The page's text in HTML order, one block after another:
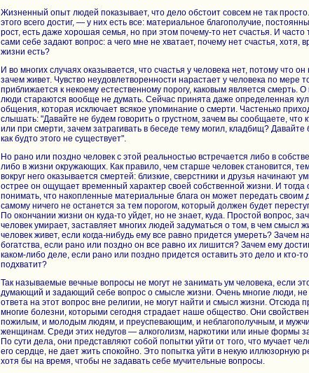
Жизненный опыт людей показывает, что дело обстоит совсем не так просто.
этого всего достиг, — у них есть все: материальное благополучие,
рост, есть даже хорошая семья, но при этом почему-то нет счастья. И часто
сами себе задают вопрос: а чего мне не хватает, почему нет счастья, хотя,
жизни есть?
И во многих случаях оказывается, что счастья у человека нет, потому что
зачем живет. Чувство неудовлетворенности нарастает у человека по мере
приближается к некоему естественному порогу, каковым является смерть. О
люди стараются вообще не думать. Сейчас принята даже определенная
общения, которая исключает всякое упоминание о смерти. Частенько
слышать: "Давайте не будем говорить о грустном, зачем вы сообщаете, что
или при смерти, зачем затрагивать в беседе тему могил, кладбищ? Давайте
как будто этого не существует".
Но рано или поздно человек с этой реальностью встречается либо в
либо в жизни окружающих. Как правило, чем старше человек становится,
вокруг него оказывается смертей: близкие, сверстники и друзья начинают
острее он ощущает временный характер своей собственной жизни. И тогда
понимать, что накопленные материальные блага он может передать своим
самому ничего не останется за тем порогом, который должен будет
По окончании жизни он куда-то уйдет, но не знает, куда. Простой вопрос,
человек умирает, заставляет многих людей задуматься о том, в чем смысл
человек живет, если когда-нибудь ему все равно придется умереть? Зачем
богатства, если рано или поздно он все равно их лишится? Зачем ему
каком-либо деле, если рано или поздно придется оставить это дело и кто-то
подхватит?
Так называемые вечные вопросы не могут не занимать ум человека, если
думающий и задающий себе вопрос о смысле жизни. Очень многие люди, не
ответа на этот вопрос вне религии, не могут найти и смысл жизни. Отсюда
многие болезни, которыми сегодня страдает наше общество. Они
пожилым, и молодым людям, и преуспевающим, и неблагополучным, и
женщинам. Среди этих недугов — алкоголизм, наркотики или иные формы
По сути дела, они представляют собой попытки уйти от того, что мучает
его сердце, не дает жить спокойно. Это попытка уйти в некую иллюзорную
хотя бы на время, чтобы не задавать себе мучительные вопросы.